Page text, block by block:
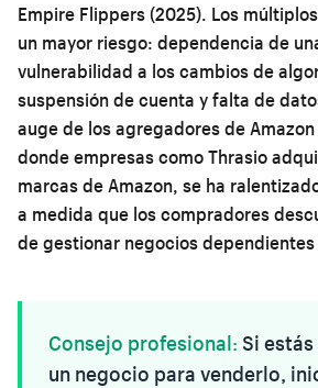
Empire Flippers (2025). Los
un mayor riesgo: dependencia de
vulnerabilidad a los cambios de
suspensión de cuenta y falta de
auge de los agregadores de
donde empresas como Thrasio
marcas de Amazon, se ha
a medida que los compradores
de gestionar negocios
Consejo profesional: Si
un negocio para venderlo,